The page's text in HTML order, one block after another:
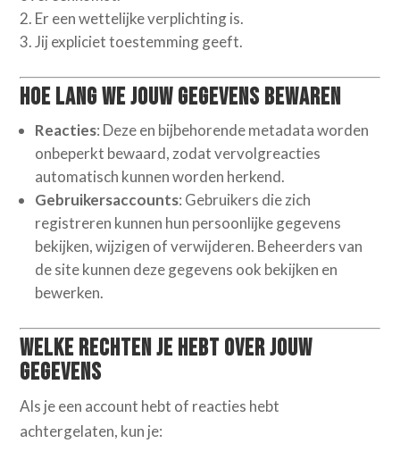
Er een wettelijke verplichting is.
Jij expliciet toestemming geeft.
Hoe lang we jouw gegevens bewaren
Reacties: Deze en bijbehorende metadata worden
onbeperkt bewaard, zodat vervolgreacties
automatisch kunnen worden herkend.
Gebruikersaccounts: Gebruikers die zich
registreren kunnen hun persoonlijke gegevens
bekijken, wijzigen of verwijderen. Beheerders van
de site kunnen deze gegevens ook bekijken en
bewerken.
Welke rechten je hebt over jouw
gegevens
Als je een account hebt of reacties hebt
achtergelaten, kun je: